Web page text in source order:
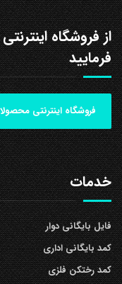
از فروشگاه
فرمایید
فروشگاه اینترنتی
خدمات
فایل بایگانی دوار
کمد بایگانی اداری
کمد رختکن فلزی